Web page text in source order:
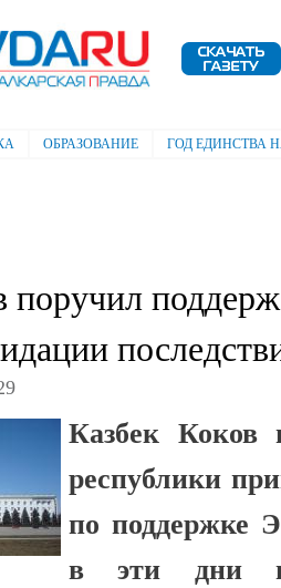
ОБРАЗОВАНИЕ ГОД ЕДИНСТВА
поручил
Казбек Коков
республики
по поддержке
в эти дни